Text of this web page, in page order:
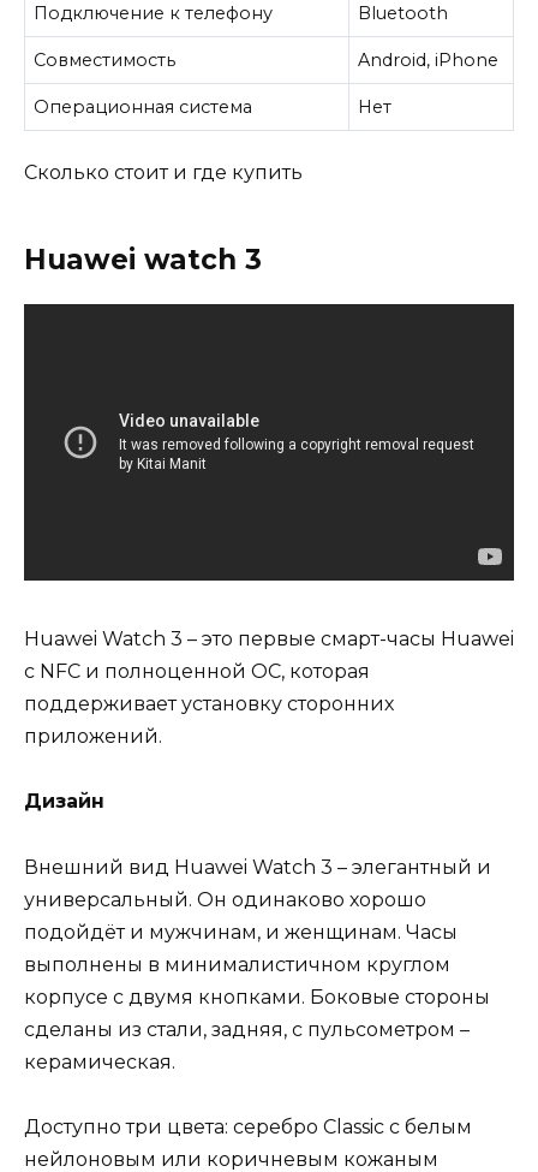
Подключение к телефону Bluetooth
Совместимость Android, iPhone
Операционная система Нет
Сколько стоит и где купить
Huawei watch 3
Huawei Watch 3 – это первые смарт-часы Huawei
с NFC и полноценной ОС, которая
поддерживает установку сторонних
приложений.
Дизайн
Внешний вид Huawei Watch 3 – элегантный и
универсальный. Он одинаково хорошо
подойдёт и мужчинам, и женщинам. Часы
выполнены в минималистичном круглом
корпусе с двумя кнопками. Боковые стороны
сделаны из стали, задняя, с пульсометром –
керамическая.
Доступно три цвета: серебро Classic с белым
нейлоновым или коричневым кожаным